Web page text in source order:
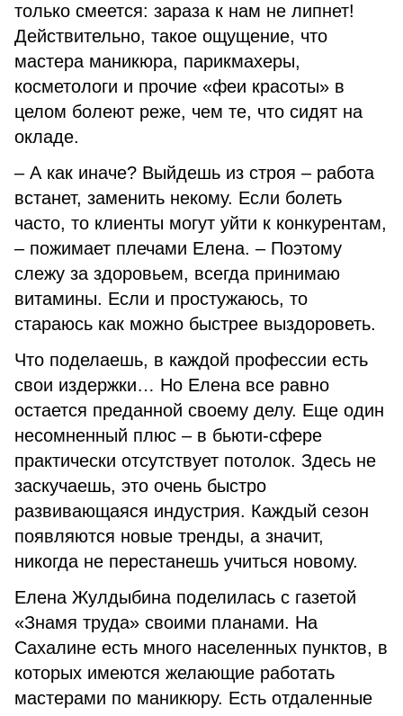
только смеется: зараза к нам не липнет!
Действительно, такое ощущение, что
мастера маникюра, парикмахеры,
косметологи и прочие «феи красоты» в
целом болеют реже, чем те, что сидят на
окладе.
– А как иначе? Выйдешь из строя – работа
встанет, заменить некому. Если болеть
часто, то клиенты могут уйти к конкурентам,
– пожимает плечами Елена. – Поэтому
слежу за здоровьем, всегда принимаю
витамины. Если и простужаюсь, то
стараюсь как можно быстрее выздороветь.
Что поделаешь, в каждой профессии есть
свои издержки… Но Елена все равно
остается преданной своему делу. Еще один
несомненный плюс – в бьюти-сфере
практически отсутствует потолок. Здесь не
заскучаешь, это очень быстро
развивающаяся индустрия. Каждый сезон
появляются новые тренды, а значит,
никогда не перестанешь учиться новому.
Елена Жулдыбина поделилась с газетой
«Знамя труда» своими планами. На
Сахалине есть много населенных пунктов, в
которых имеются желающие работать
мастерами по маникюру. Есть отдаленные